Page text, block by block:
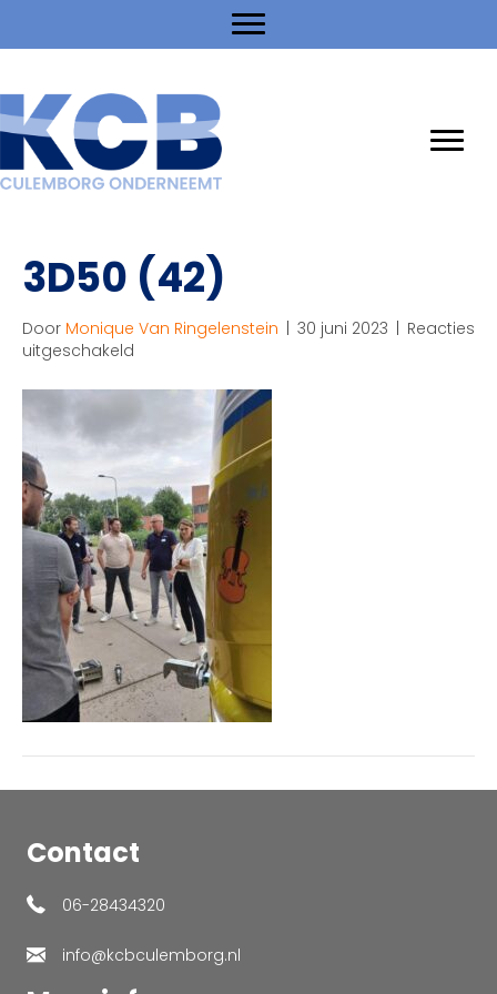
3D50 (42)
Door Monique Van Ringelenstein | 30 juni 2023 | Reacties
uitgeschakeld
(42)
Contact
06-28434320
info@kcbculemborg.nl